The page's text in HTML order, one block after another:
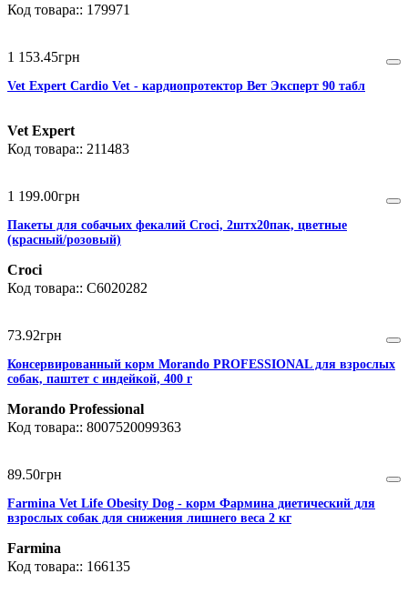
179971
1 153.45грн
Vet Expert Cardio Vet - кардиопротектор Вет Эксперт 90 табл
Vet Expert
211483
1 199.00грн
Пакеты для собачьих фекалий Сгосі, 2штх20пак, цветные
(красный/розовый)
Croci
C6020282
73.92грн
Консервированный корм Morando PROFESSIONAL для взрослых
собак, паштет с индейкой, 400 г
Morando Professional
8007520099363
89.50грн
Farmina Vet Life Obesity Dog - корм Фармина диетический для
взрослых собак для снижения лишнего веса 2 кг
Farmina
166135